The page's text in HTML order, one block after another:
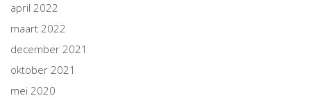
april 2022
maart 2022
december 2021
oktober 2021
mei 2020